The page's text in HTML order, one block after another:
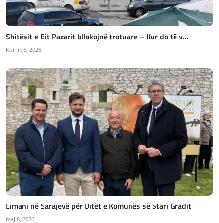
Shitësit e Bit Pazarit bllokojnë trotuare – Kur do të v...
Korrik 6, 2026
Limani në Sarajevë për Ditët e Komunës së Stari Gradit
maj 8, 2026